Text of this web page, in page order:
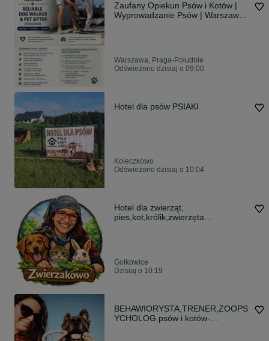
Zaufany Opiekun Psów i Kotów |
Wyprowadzanie Psów | Warszawa
Warszawa, Praga-Południe
Odświeżono dzisiaj o 09:00
Hotel dla psów PSIAKI
Koleczkowo
Odświeżono dzisiaj o 10:04
Hotel dla zwierząt,
pies,kot,królik,zwierzęta
Gołkowice
Dzisiaj o 10:19
BEHAWIORYSTA,TRENER,ZOOPS
YCHOLOG psów i kotów-